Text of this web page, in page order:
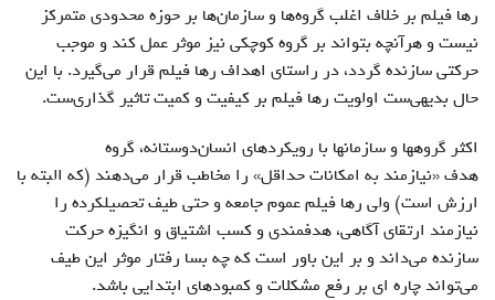
رها فیلم بر خلاف اغلب گروه‌ها و سازمان‌ها بر حوزه محدودی متمرکز
نیست و هرآنچه بتواند بر گروه كوچكی نيز موثر عمل كند و موجب
حركتی سازنده گردد، در راستای اهداف رها فيلم قرار می‏‌گيرد. با اين
حال بديهی‌ست اولويت رها فيلم بر كيفيت و كميت تاثير گذاری‌ست.
اكثر گروه‏ها و سازمان‏ها با رویکردهای انسان‌دوستانه، گروه
هدف «نيازمند به امكانات حداقل» را مخاطب قرار می‌دهند (كه البته با
ارزش است) ولی رها فيلم عموم جامعه و حتی طيف تحصيل‏كرده را
نيازمند ارتقای آگاهی، هدفمندی و كسب اشتياق و انگيزه حركت
سازنده می‏‌داند و بر اين باور است كه چه بسا رفتار موثر اين طيف
می‌تواند چاره ای بر رفع مشكلات و كمبود‏های ابتدايی باشد.